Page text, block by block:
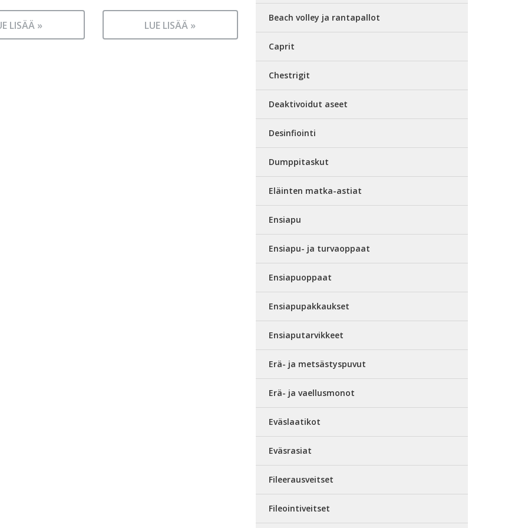
LISÄÄ » LUE LISÄÄ »
Beach volley ja rantapallot
Caprit
Chestrigit
Deaktivoidut aseet
Desinfiointi
Dumppitaskut
Eläinten matka-astiat
Ensiapu
Ensiapu- ja turvaoppaat
Ensiapuoppaat
Ensiapupakkaukset
Ensiaputarvikkeet
Erä- ja metsästyspuvut
Erä- ja vaellusmonot
Eväslaatikot
Eväsrasiat
Fileerausveitset
Fileointiveitset